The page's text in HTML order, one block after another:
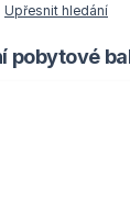
Upřesnit hledání
pobytové